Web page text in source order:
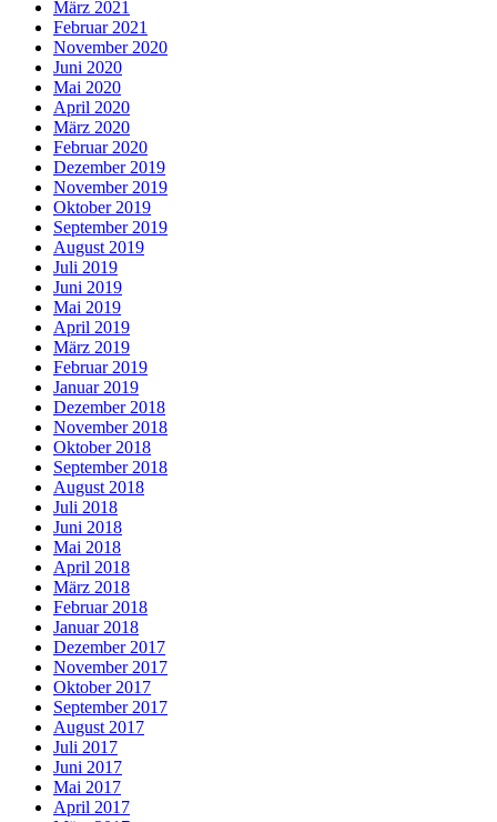
März 2021
Februar 2021
November 2020
Juni 2020
Mai 2020
April 2020
März 2020
Februar 2020
Dezember 2019
November 2019
Oktober 2019
September 2019
August 2019
Juli 2019
Juni 2019
Mai 2019
April 2019
März 2019
Februar 2019
Januar 2019
Dezember 2018
November 2018
Oktober 2018
September 2018
August 2018
Juli 2018
Juni 2018
Mai 2018
April 2018
März 2018
Februar 2018
Januar 2018
Dezember 2017
November 2017
Oktober 2017
September 2017
August 2017
Juli 2017
Juni 2017
Mai 2017
April 2017